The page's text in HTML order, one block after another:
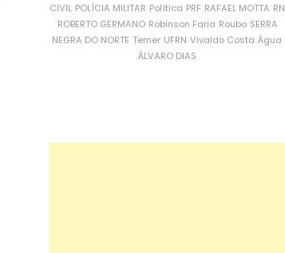
CIVIL POLÍCIA MILITAR Política PRF RAFAEL MOTTA RN
ROBERTO GERMANO Robinson Faria Roubo SERRA
NEGRA DO NORTE Temer UFRN Vivaldo Costa Água
ÁLVARO DIAS